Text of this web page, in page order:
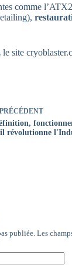
comme
site
PRÉCÉDENT
révolutionne
publiée. Les